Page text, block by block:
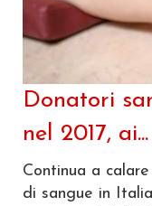
Donatori
nel 2017, ai...
Continua a
di sangue in Italia